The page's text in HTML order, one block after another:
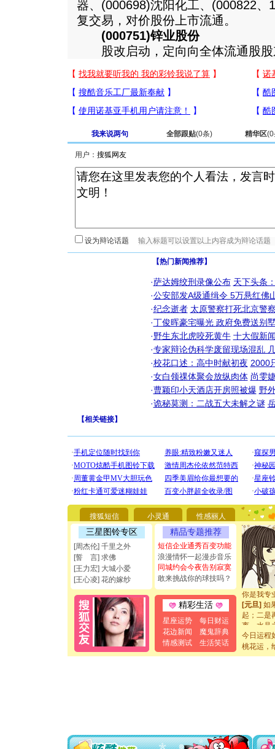
器、(000698)沈阳化工、(000822、
复交易，对价股份上市流通。
(000751)锌业股份
股改启动，定向向全体流通股股
我来说两句 全部跟贴(0条) 精华区(0
用户：
设为辩论话题
【热门新闻推荐】
·萨达姆绞刑录像公布 天下头条
·公安部发A级通缉令 5万悬红佛
·纪念逝者 太原警察打死北京警
·丁俊晖豪宅曝光 政府免费送别
·野生东北虎咬死黄牛 十大假新
·专家辩论伪科学废留现场混乱
·校花口述：高中时献初夜 2000
·女白领祼体聚会放纵肉体 尚雯
·曹颖印小天酒店开房照被爆 野
·诡秘莫测：二战五大未解之谜
【相关链接】
搜狐短信 小灵通 性感丽人
三星图铃专区
[周杰伦] 千里之外
[誓 言] 求佛
[王力宏] 大城小爱
[王心凌] 花的嫁纱
精品专题推荐
短信企业通秀百变功能
浪漫情怀一起漫步音乐
同城约会今夜告别寂寞
敢来挑战你的球技吗？
精彩生活
星座运势
每日财运
花边新闻
魔鬼辞典
情感测试
生活笑话
[圣诞节]
你太多
要平安！
[圣诞节]
能正大光
都要快乐
[圣诞节]
如意,快
[元旦]看
断电。爱
你是我专
[元旦]如
起；二是
离。水晶
泣，这
卖了。水
你太多，
要平安！
今日运程
桃花运，